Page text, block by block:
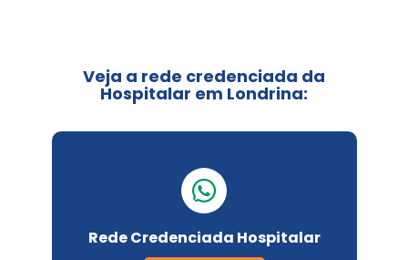
Veja a rede credenciada da
Hospitalar em Londrina:
Rede Credenciada Hospitalar